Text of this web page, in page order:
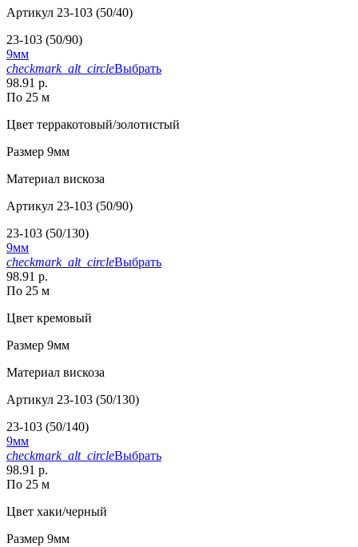
Артикул 23-103 (50/40)
23-103 (50/90)
9мм
checkmark_alt_circleВыбрать
98.91 р.
По 25 м
Цвет терракотовый/золотистый
Размер 9мм
Материал вискоза
Артикул 23-103 (50/90)
23-103 (50/130)
9мм
checkmark_alt_circleВыбрать
98.91 р.
По 25 м
Цвет кремовый
Размер 9мм
Материал вискоза
Артикул 23-103 (50/130)
23-103 (50/140)
9мм
checkmark_alt_circleВыбрать
98.91 р.
По 25 м
Цвет хаки/черный
Размер 9мм